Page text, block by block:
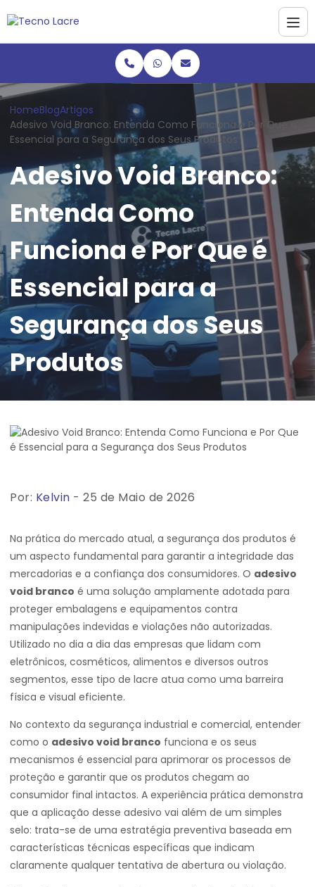
HomeBlogArtigos
Adesivo Void Branco: Entenda Como Funciona e Por Que é
Essencial para a Segurança dos Seus Produtos
Adesivo Void Branco:
Entenda Como
Funciona e Por Que é
Essencial para a
Segurança dos Seus
Produtos
Por: Kelvin - 25 de Maio de 2026
Na prática do mercado atual, a segurança dos produtos é
um aspecto fundamental para garantir a integridade das
mercadorias e a confiança dos consumidores. O adesivo
void branco é uma solução amplamente adotada para
proteger embalagens e equipamentos contra
manipulações indevidas e violações não autorizadas.
Utilizado no dia a dia das empresas que lidam com
eletrônicos, cosméticos, alimentos e diversos outros
segmentos, esse tipo de lacre atua como uma barreira
física e visual eficiente.
No contexto da segurança industrial e comercial, entender
como o adesivo void branco funciona e os seus
mecanismos é essencial para aprimorar os processos de
proteção e garantir que os produtos chegam ao
consumidor final intactos. A experiência prática demonstra
que a aplicação desse adesivo vai além de um simples
selo: trata-se de uma estratégia preventiva baseada em
características técnicas específicas que indicam
claramente qualquer tentativa de abertura ou violação.